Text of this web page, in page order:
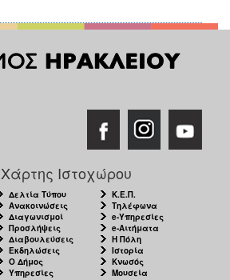
Χάρτης Ιστοχώρου
Δελτία Τύπου
Ανακοινώσεις
Διαγωνισμοί
Προσλήψεις
Διαβουλεύσεις
Εκδηλώσεις
Ο Δήμος
Υπηρεσίες
Κ.Ε.Π.
Τηλέφωνα
e-Υπηρεσίες
e-Αιτήματα
Η Πόλη
Ιστορία
Κνωσός
Μουσεία